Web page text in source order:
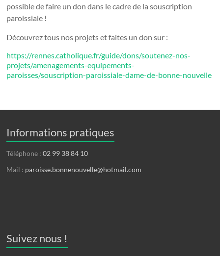
possible de faire un don dans le cadre de la souscription
paroissiale !
Découvrez tous nos projets et faites un don sur :
https://rennes.catholique.fr/guide/dons/soutenez-nos-
projets/amenagements-equipements-
paroisses/souscription-paroissiale-dame-de-bonne-nouvelle
Informations pratiques
Téléphone :02 99 38 84 10
Mail : paroisse.bonnenouvelle@hotmail.com
Suivez nous !